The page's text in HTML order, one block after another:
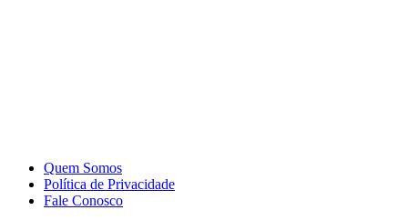
Quem Somos
Política de Privacidade
Fale Conosco